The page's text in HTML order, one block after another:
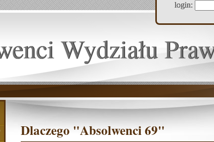
login:
Wydziału
Dlaczego "Absolwenci 69"